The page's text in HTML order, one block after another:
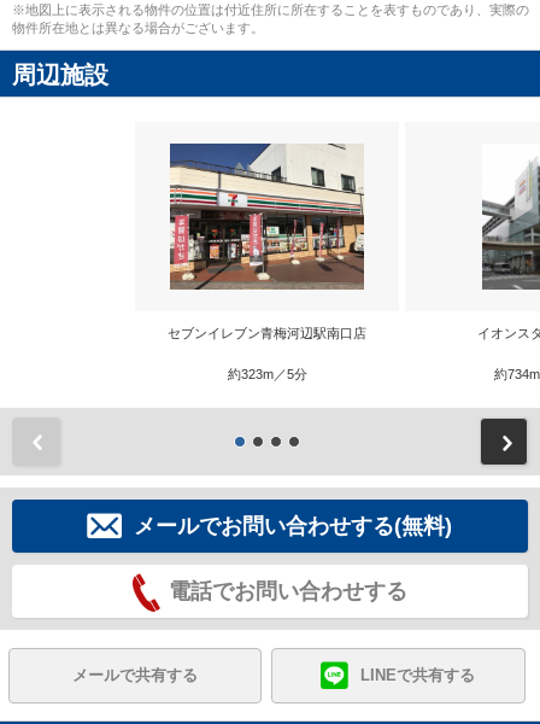
※地図上に表示される物件の位置は付近住所に所在することを表すものであり、実際の
物件所在地とは異なる場合がございます。
周辺施設
セブンイレブン青梅河辺駅南口店
約323m／5分
イオンス
約
メールでお問い合わせする(無料)
電話でお問い合わせする
メールで共有する LINEで共有する